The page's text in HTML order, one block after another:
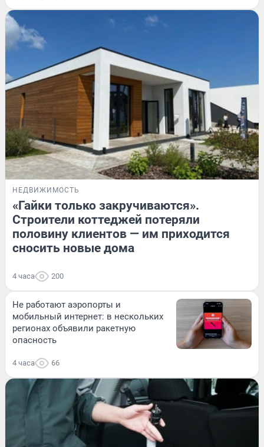
НЕДВИЖИМОСТЬ
«Гайки только закручиваются».
Строители коттеджей потеряли
половину клиентов — им приходится
сносить новые дома
4 часа 200
Не работают аэропорты и
мобильный интернет: в нескольких
регионах объявили ракетную
опасность
4 часа 66